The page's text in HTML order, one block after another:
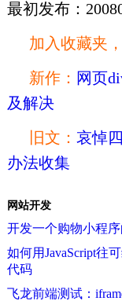
最初发布：
加入收藏夹
新作： 网页
及解决
旧文： 哀悼
办法收集
网站开发
开发一个购物小程
如何用JavaScript往
代码
飞龙前端测试：